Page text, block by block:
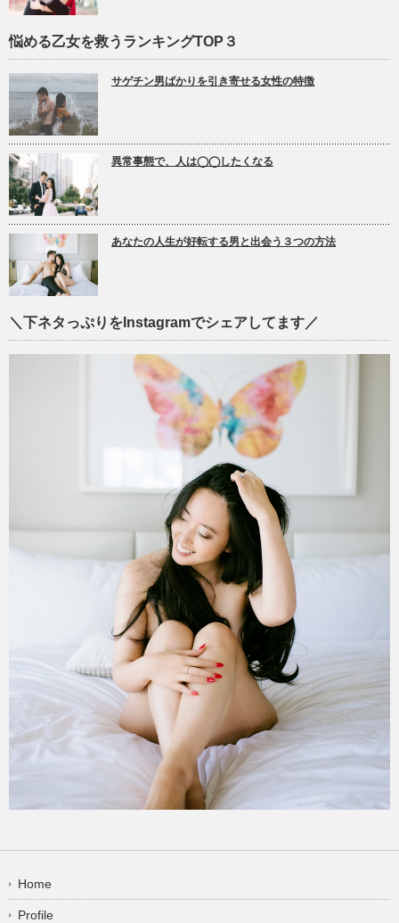
悩める乙女を救うランキングTOP３
サゲチン男ばかりを引き寄せる女性の特徴
異常事態で、人は◯◯したくなる
あなたの人生が好転する男と出会う３つの方法
＼下ネタっぷりをInstagramでシェアしてます／
Home
Profile